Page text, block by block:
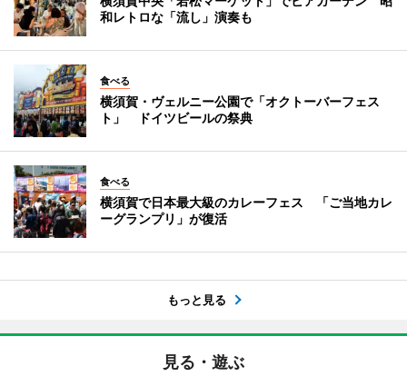
和レトロな「流し」演奏も
食べる
横須賀・ヴェルニー公園で「オクトーバーフェス
ト」 ドイツビールの祭典
食べる
横須賀で日本最大級のカレーフェス 「ご当地カレ
ーグランプリ」が復活
もっと見る
見る・遊ぶ